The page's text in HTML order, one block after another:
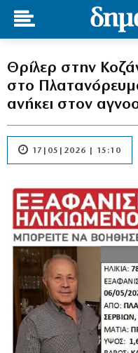
Θρίλερ στην
στο
ανήκει στον
17|05|2026 | 15:10